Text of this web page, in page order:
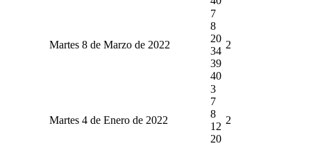
Martes 8 de Marzo de 2022
7
8
20
34
39
40
2
Martes 4 de Enero de 2022
3
7
8
12
20
2